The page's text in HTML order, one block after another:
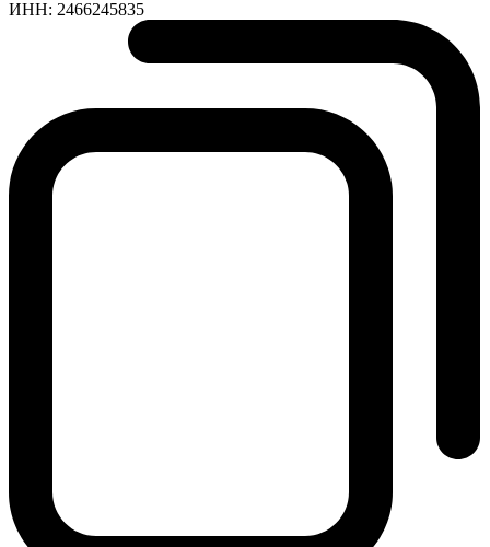
ИНН: 2466245835